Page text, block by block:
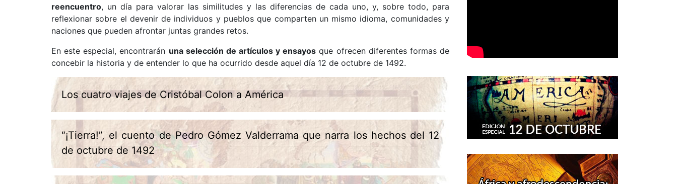
reencuentro, un día para valorar las similitudes y las diferencias de cada uno, y, sobre todo, para
reflexionar sobre el devenir de individuos y pueblos que comparten un mismo idioma, comunidades y
naciones que pueden afrontar juntas grandes retos.
En este especial, encontrarán una selección de artículos y ensayos que ofrecen diferentes formas de
concebir la historia y de entender lo que ha ocurrido desde aquel día 12 de octubre de 1492.
Los cuatro viajes de Cristóbal Colon a América
“¡Tierra!”, el cuento de Pedro Gómez Valderrama que narra los hechos del 12
de octubre de 1492